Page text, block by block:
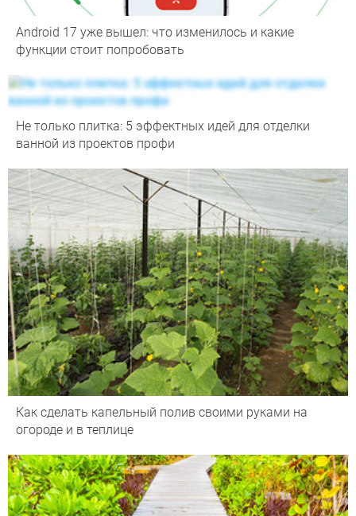
Android 17 уже вышел: что изменилось и какие
функции стоит попробовать
Не только плитка: 5 эффектных идей для отделки
ванной из проектов профи
Как сделать капельный полив своими руками на
огороде и в теплице